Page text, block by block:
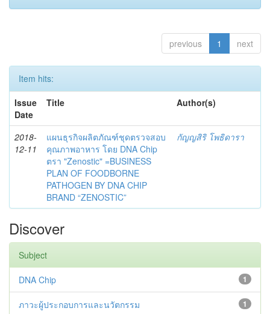
previous 1 next
Item hits:
Issue
Date
Title Author(s)
2018-
12-11
แผนธุรกิจผลิตภัณฑ์ชุดตรวจสอบ
คุณภาพอาหาร โดย DNA Chip
ตรา "Zenostic" =BUSINESS
PLAN OF FOODBORNE
PATHOGEN BY DNA CHIP
BRAND “ZENOSTIC”
กัญญสิริ โพธิดารา
Discover
Subject
1
DNA Chip
1
ภาวะผู้ประกอบการและนวัตกรรม